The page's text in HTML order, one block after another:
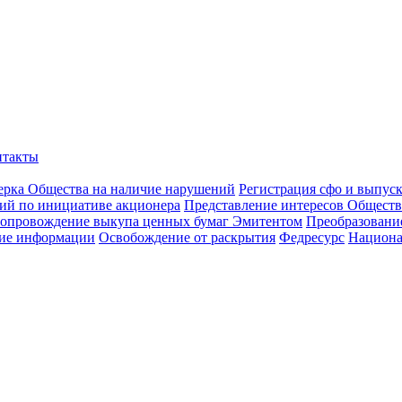
Общества на наличие нарушений Регистрация сфо и
по инициативе акционера Представление интересов
выкупа ценных бумаг Эмитентом
информации Освобождение от раскрытия Федресурс